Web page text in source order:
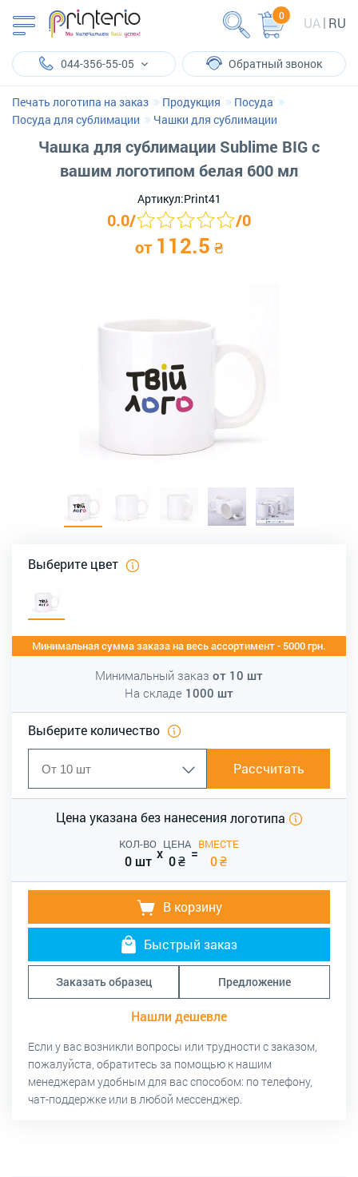
UA RU
0
044-356-55-05 Обратный звонок
Печать логотипа на заказ Продукция
Посуда
Посуда для сублимации
Чашки для сублимации
Чашка для сублимации Sublime BIG с
вашим логотипом белая 600 мл
Артикул:Print41
0.0/ /0
от 112.5 ₴
Выберите цвет
Минимальная сумма заказа на весь ассортимент - 5000 грн.
Минимальный заказ от 10 шт
На складе 1000 шт
Выберите количество
Рассчитать
Цена указана без нанесения логотипа
КОЛ-ВО
0 шт x
ЦЕНА
0₴ =
ВМЕСТЕ
0₴
В корзину
Быстрый заказ
Заказать образец Предложение
Нашли дешевле
Если у вас возникли вопросы или трудности с заказом,
пожалуйста, обратитесь за помощью к нашим
менеджерам удобным для вас способом: по телефону,
чат-поддержке или в любой мессенджер.